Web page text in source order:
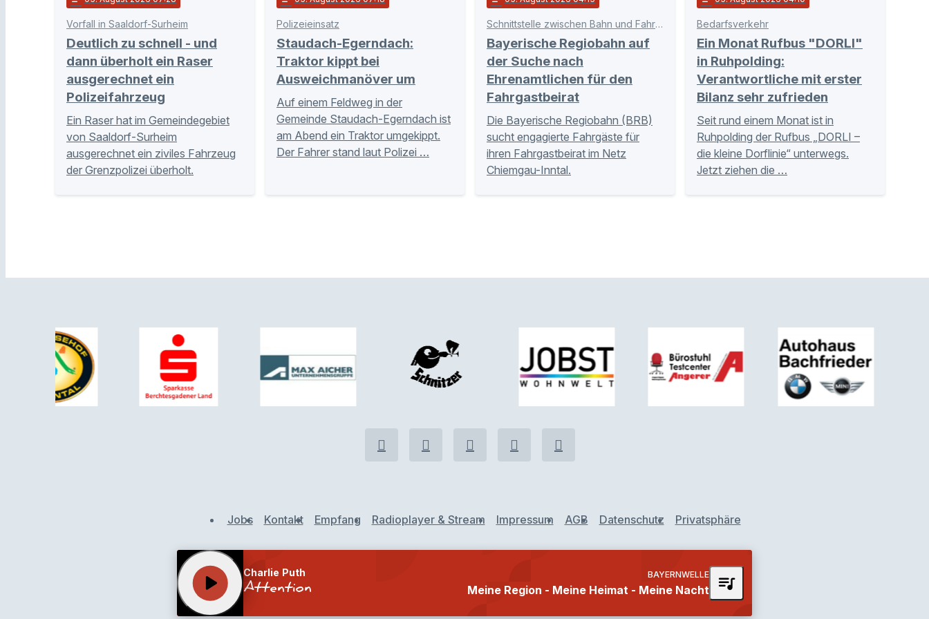
Vorfall in Saaldorf-Surheim
Deutlich zu schnell - und
dann überholt ein Raser
ausgerechnet ein
Polizeifahrzeug
Ein Raser hat im Gemeindegebiet
von Saaldorf-Surheim
ausgerechnet ein ziviles Fahrzeug
der Grenzpolizei überholt.
Polizeieinsatz
Staudach-Egerndach:
Traktor kippt bei
Ausweichmanöver um
Auf einem Feldweg in der
Gemeinde Staudach-Egerndach ist
am Abend ein Traktor umgekippt.
Der Fahrer stand laut Polizei …
Schnittstelle zwischen Bahn und Fahrgästen
Bayerische Regiobahn auf
der Suche nach
Ehrenamtlichen für den
Fahrgastbeirat
Die Bayerische Regiobahn (BRB)
sucht engagierte Fahrgäste für
ihren Fahrgastbeirat im Netz
Chiemgau-Inntal.
Bedarfsverkehr
Ein Monat Rufbus "DORLI"
in Ruhpolding:
Verantwortliche mit erster
Bilanz sehr zufrieden
Seit rund einem Monat ist in
Ruhpolding der Rufbus „DORLI –
die kleine Dorflinie“ unterwegs.
Jetzt ziehen die …
Jobs Kontakt Empfang Radioplayer & Stream Impressum AGB Datenschutz Privatsphäre
Charlie Puth
Attention
play_arrow Meine Region - Meine Heimat - Meine Nacht
BAYERNWELLE queue_music